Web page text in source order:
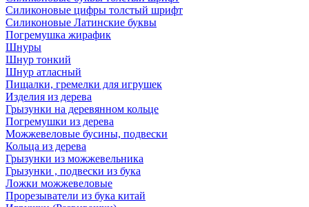
Силиконовые цифры толстый шрифт
Силиконовые Латинские буквы
Погремушка жирафик
Шнуры
Шнур тонкий
Шнур атласный
Пищалки, гремелки для игрушек
Изделия из дерева
Грызунки на деревянном кольце
Погремушки из дерева
Можжевеловые бусины, подвески
Кольца из дерева
Грызунки из можжевельника
Грызунки , подвески из бука
Ложки можжевеловые
Прорезыватели из бука китай